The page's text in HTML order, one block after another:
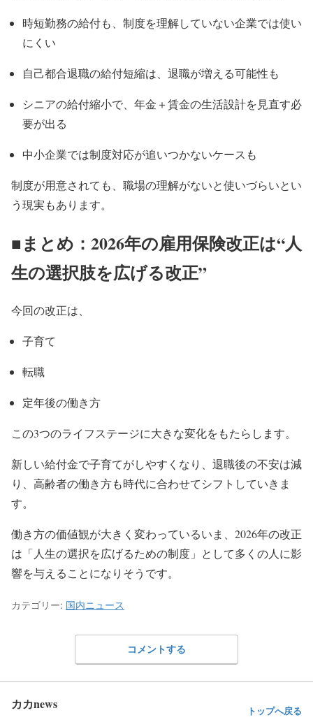
時短勤務の給付も、制度を理解していない企業では使い
にくい
自己都合退職の給付短縮は、退職が増える可能性も
シニアの給付縮小で、年金＋賃金の生活設計を見直す必
要が出る
中小企業では制度対応が追いつかないケースも
制度が用意されても、職場の理解がないと使いづらいとい
う現実もあります。
■まとめ：2026年の雇用保険改正は“人
生の選択肢を広げる改正”
今回の改正は、
子育て
転職
定年後の働き方
この3つのライフステージに大きな変化をもたらします。
新しい給付金で子育てがしやすくなり、退職後の不安は減
り、高齢者の働き方も時代に合わせてシフトしていきま
す。
働き方の価値観が大きく変わっているいま、2026年の改正
は「人生の選択を広げるための制度」として多くの人に影
響を与えることになりそうです。
カテゴリー: 国内ニュース
コメントする
カカnews トップへ戻る